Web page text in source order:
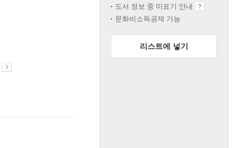
도서 정보 중 미표기 안내
문화비소득공제 가능
리스트에 넣기